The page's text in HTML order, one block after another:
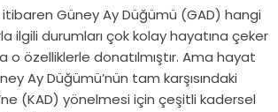
Güney Ay Düğümü (GAD) hangi
ilgili durumları çok kolay hayatına çeker
özelliklerle donatılmıştır. Ama hayat
Ay Düğümü’nün tam karşısındaki
(KAD) yönelmesi için çeşitli kadersel